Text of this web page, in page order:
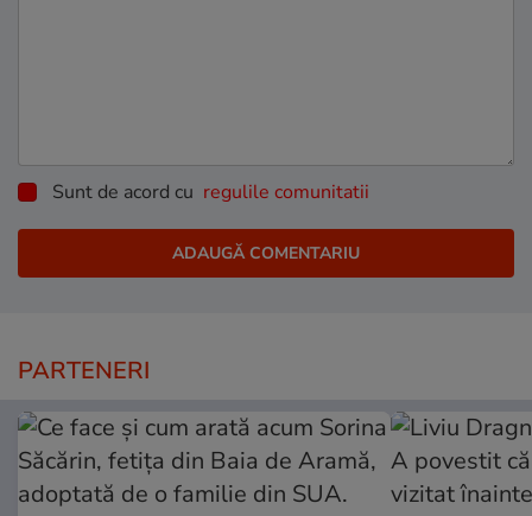
Sunt de acord cu regulile comunitatii
PARTENERI